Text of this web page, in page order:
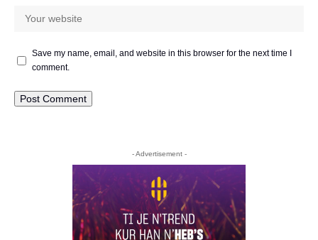
Save my name, email, and website in this browser for the next time I
comment.
- Advertisement -